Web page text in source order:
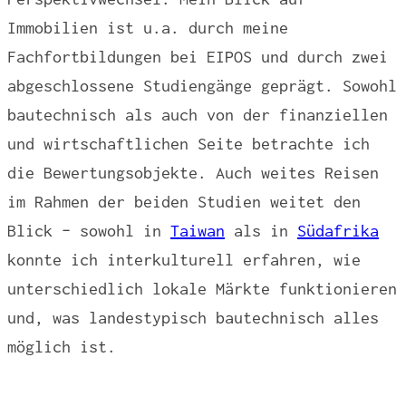
Immobilien ist u.a. durch meine
Fachfortbildungen bei EIPOS und durch zwei
abgeschlossene Studiengänge geprägt. Sowohl
bautechnisch als auch von der finanziellen
und wirtschaftlichen Seite betrachte ich
die Bewertungsobjekte. Auch weites Reisen
im Rahmen der beiden Studien weitet den
Blick – sowohl in Taiwan als in Südafrika
konnte ich interkulturell erfahren, wie
unterschiedlich lokale Märkte funktionieren
und, was landestypisch bautechnisch alles
möglich ist.